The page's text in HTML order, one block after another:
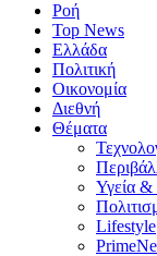
Ροή
Top News
Ελλάδα
Πολιτική
Οικονομία
Διεθνή
Θέματα
Υγεία &
Lifestyle